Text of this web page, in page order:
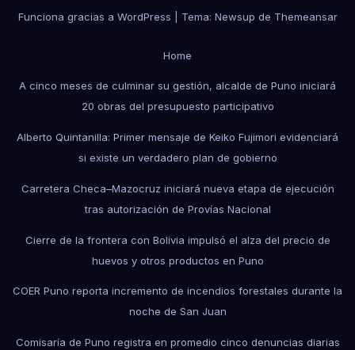
Funciona gracias a WordPress Tema: Newsup de Themeansar
Home
A cinco meses de culminar su gestión, alcalde de Puno iniciará
20 obras del presupuesto participativo
Alberto Quintanilla: Primer mensaje de Keiko Fujimori evidenciará
si existe un verdadero plan de gobierno
Carretera Checa–Mazocruz iniciará nueva etapa de ejecución
tras autorización de Provías Nacional
Cierre de la frontera con Bolivia impulsó el alza del precio de
huevos y otros productos en Puno
COER Puno reporta incremento de incendios forestales durante la
noche de San Juan
Comisaría de Puno registra en promedio cinco denuncias diarias